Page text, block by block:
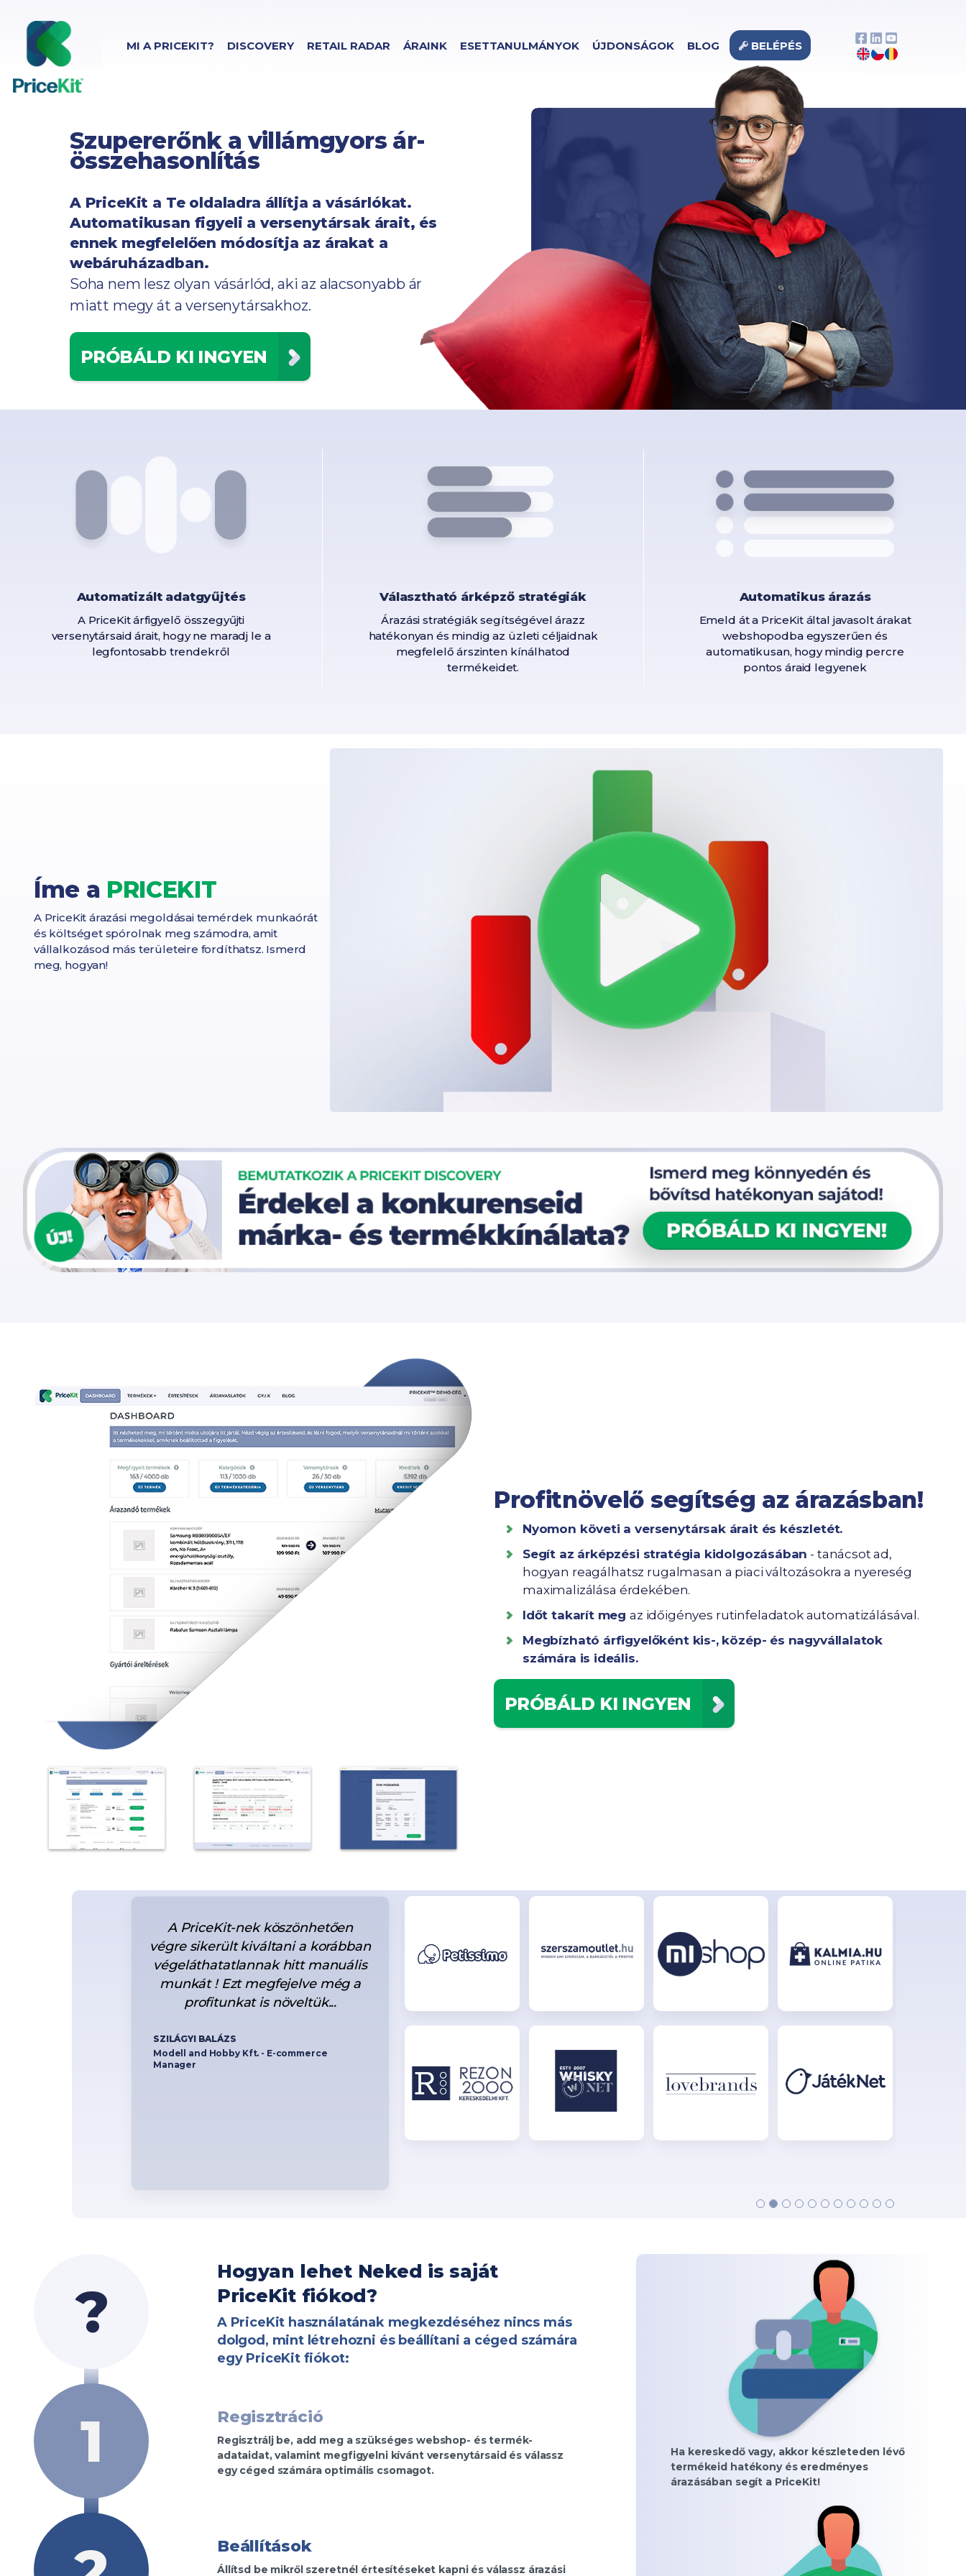
MI A PRICEKIT? DISCOVERY RETAIL RADAR ÁRAINK ESETTANULMÁNYOK ÚJDONSÁGOK BLOG BELÉPÉS
szupererőnk a villámgyors ár-
összehasonlítás
A PriceKit a Te oldaladra állítja a vásárlókat.
Automatikusan figyeli a versenytársak árait, és
ennek megfelelően módosítja az árakat a
webáruházadban.
Soha nem lesz olyan vásárlód, aki az alacsonyabb ár
miatt megy át a versenytársakhoz.
PRÓBÁLD KI INGYEN
Automatizált adatgyűjtés
A PriceKit árfigyelő összegyűjti
versenytársaid árait, hogy ne maradj le a
legfontosabb trendekről
Választható árképző stratégiák
Árazási stratégiák segítségével árazz
hatékonyan és mindig az üzleti céljaidnak
megfelelő árszinten kínálhatod
termékeidet.
Automatikus árazás
Emeld át a PriceKit által javasolt árakat
webshopodba egyszerűen és
automatikusan, hogy mindig percre
pontos áraid legyenek
íme a PRICEKIT
A PriceKit árazási megoldásai temérdek munkaórát
és költséget spórolnak meg számodra, amit
vállalkozásod más területeire fordíthatsz. Ismerd
meg, hogyan!
profitnövelő segítség az árazásban!
Nyomon követi a versenytársak árait és készletét.
Segít az árképzési stratégia kidolgozásában - tanácsot ad,
hogyan reagálhatsz rugalmasan a piaci változásokra a nyereség
maximalizálása érdekében.
Időt takarít meg az időigényes rutinfeladatok automatizálásával.
Megbízható árfigyelőként kis-, közép- és nagyvállalatok
számára is ideális.
PRÓBÁLD KI INGYEN
A PriceKit-nek köszönhetően
végre sikerült kiváltani a korábban
végeláthatatlannak hitt manuális
munkát ! Ezt megfejelve még a
profitunkat is növeltük...
SZILÁGYI BALÁZS
Modell and Hobby Kft. - E-commerce
Manager
folyamatosan képben vagyunk
versenytársaink áraival, így mi is
termék.
Bármikor segítséget kérünk
készséggel álltok a
végre sikerült kiváltani a korábban
végeláthatatlannak hitt manuális
?
1
Hogyan lehet Neked is saját
PriceKit fiókod?
A PriceKit használatának megkezdéséhez nincs más
dolgod, mint létrehozni és beállítani a céged számára
egy PriceKit fiókot:
Regisztráció
Regisztrálj be, add meg a szükséges webshop- és termék-
adataidat, valamint megfigyelni kívánt versenytársaid és válassz
egy céged számára optimális csomagot.
Beállítások
Állítsd be mikről szeretnél értesítéseket kapni és válassz árazási
Ha kereskedő vagy, akkor készleteden lévő
termékeid hatékony és eredményes
árazásában segít a PriceKit!